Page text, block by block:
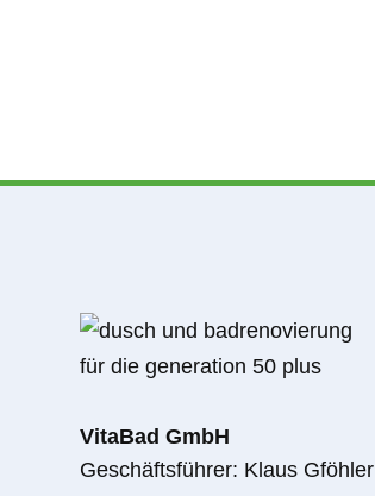
VitaBad GmbH
Geschäftsführer: Klaus Gföhler